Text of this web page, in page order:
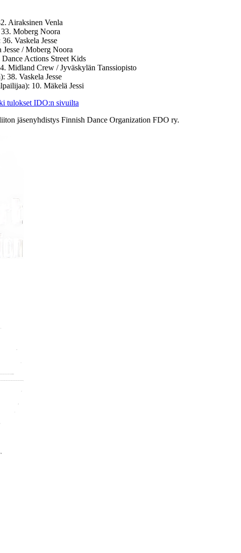
Airaksinen Venla
Moberg Noora
Vaskela Jesse
/ Moberg Noora
Actions Street Kids
Midland Crew / Jyväskylän Tanssiopisto
38. Vaskela Jesse
10. Mäkelä Jessi
tulokset IDO:n sivuilta
jäsenyhdistys Finnish Dance Organization FDO ry.